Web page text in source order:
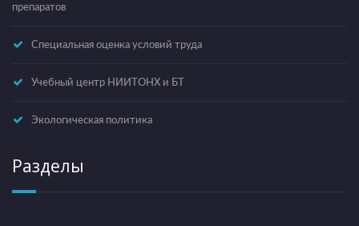
препаратов
Специальная оценка условий труда
Учебный центр НИИТОНХ и БТ
Экологическая политика
Разделы